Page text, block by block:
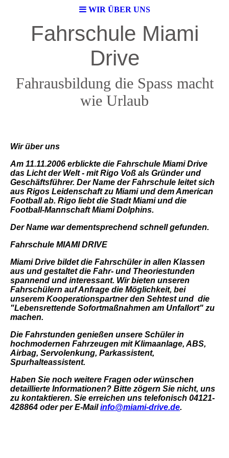
WIR ÜBER UNS
Fahrschule Miami
Drive
Fahrausbildung die Spass macht
wie Urlaub
Wir über uns
Am 11.11.2006 erblickte die Fahrschule Miami Drive
das Licht der Welt - mit Rigo Voß als Gründer und
Geschäftsführer. Der Name der Fahrschule leitet sich
aus Rigos Leidenschaft zu Miami und dem American
Football ab. Rigo liebt die Stadt Miami und die
Football-Mannschaft Miami Dolphins.
Der Name war dementsprechend schnell gefunden.
Fahrschule MIAMI DRIVE
Miami Drive bildet die Fahrschüler in allen Klassen
aus und gestaltet die Fahr- und Theoriestunden
spannend und interessant. Wir bieten unseren
Fahrschülern auf Anfrage die Möglichkeit, bei
unserem Kooperationspartner den Sehtest und die
"Lebensrettende Sofortmaßnahmen am Unfallort" zu
machen.
Die Fahrstunden genießen unsere Schüler in
hochmodernen Fahrzeugen mit Klimaanlage, ABS,
Airbag, Servolenkung, Parkassistent,
Spurhalteassistent.
Haben Sie noch weitere Fragen oder wünschen
detaillierte Informationen? Bitte zögern Sie nicht, uns
zu kontaktieren. Sie erreichen uns telefonisch 04121-
428864 oder per E-Mailinfo@miami-drive.de.